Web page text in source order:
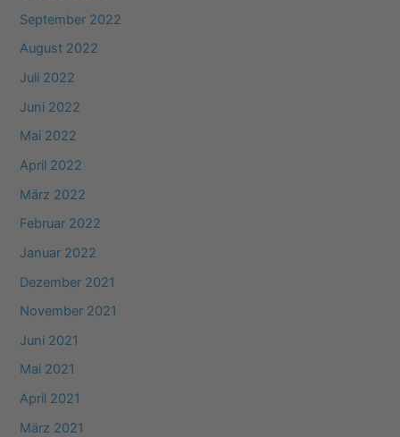
September 2022
August 2022
Juli 2022
Juni 2022
Mai 2022
April 2022
März 2022
Februar 2022
Januar 2022
Dezember 2021
November 2021
Juni 2021
Mai 2021
April 2021
März 2021